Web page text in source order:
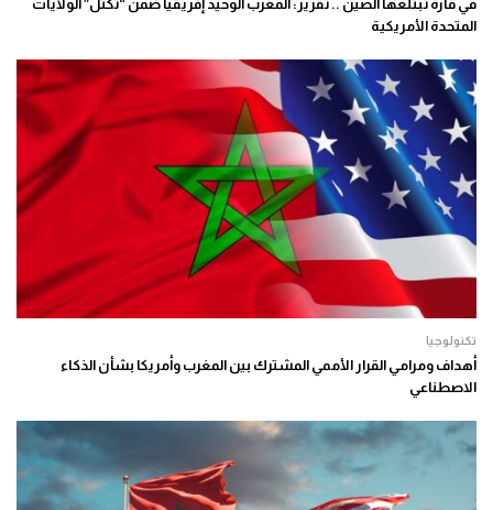
في قارة تبتلعها الصين .. تقرير: المغرب الوحيد إفريقيا ضمن “تكتل” الولايات
المتحدة الأمريكية
تكنولوجيا
أهداف ومرامي القرار الأممي المشترك بين المغرب وأمريكا بشأن الذكاء
الاصطناعي